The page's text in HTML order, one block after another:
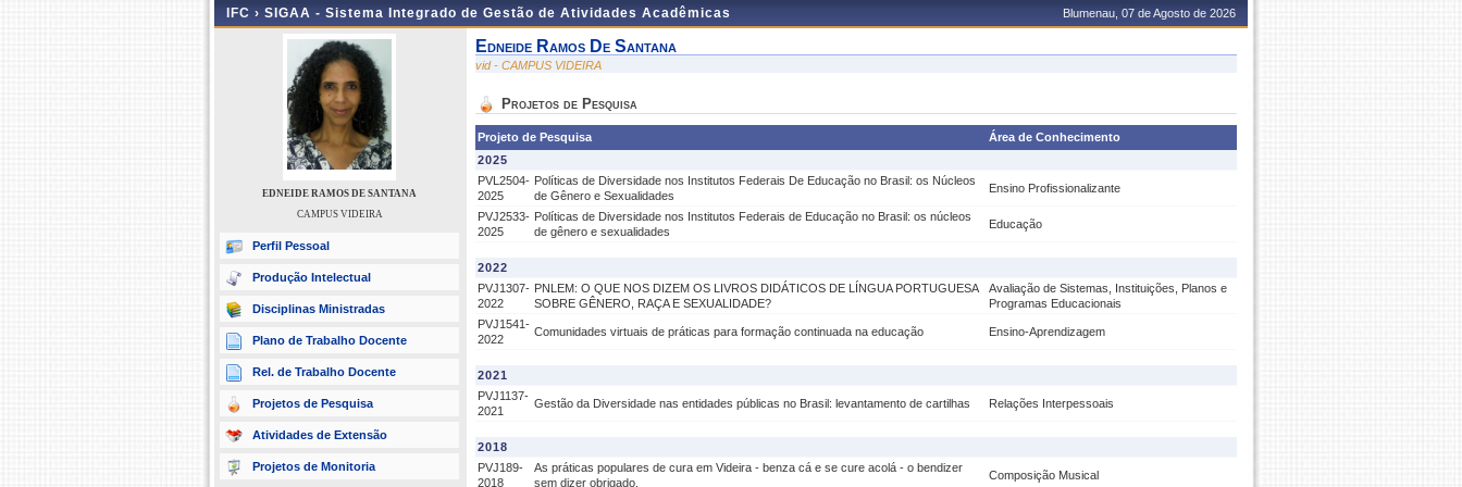
IFC › SIGAA - Sistema Integrado de Gestão de Atividades Acadêmicas Blumenau, 07 de Agosto de 2026
EDNEIDE RAMOS DE SANTANA
CAMPUS VIDEIRA
Perfil Pessoal
Produção Intelectual
Disciplinas Ministradas
Plano de Trabalho Docente
Rel. de Trabalho Docente
Projetos de Pesquisa
Atividades de Extensão
Projetos de Monitoria
Edneide Ramos De Santana
vid - CAMPUS VIDEIRA
Projetos de Pesquisa
Projeto de Pesquisa
Área de Conhecimento
2025
PVL2504-
2025
Políticas de Diversidade nos Institutos Federais De Educação no Brasil: os Núcleos
de Gênero e Sexualidades
Ensino Profissionalizante
PVJ2533-
2025
Políticas de Diversidade nos Institutos Federais de Educação no Brasil: os núcleos
de gênero e sexualidades
Educação
2022
PVJ1307-
2022
PNLEM: O QUE NOS DIZEM OS LIVROS DIDÁTICOS DE LÍNGUA PORTUGUESA
SOBRE GÊNERO, RAÇA E SEXUALIDADE?
Avaliação de Sistemas, Instituições, Planos e
Programas Educacionais
PVJ1541-
2022
Comunidades virtuais de práticas para formação continuada na educação Ensino-Aprendizagem
2021
PVJ1137-
2021
Gestão da Diversidade nas entidades públicas no Brasil: levantamento de cartilhas Relações Interpessoais
2018
PVJ189-
2018
As práticas populares de cura em Videira - benza cá e se cure acolá - o bendizer
sem dizer obrigado.
Composição Musical